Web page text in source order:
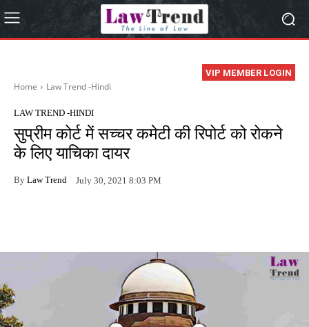
VIP MEMBER LOGIN
Home Law Trend -Hindi
LAW TREND -HINDI
सुप्रीम कोर्ट में सच्चर कमेटी की रिपोर्ट को रोकने
के लिए याचिका दायर
By Law Trend July 30, 2021 8:03 PM